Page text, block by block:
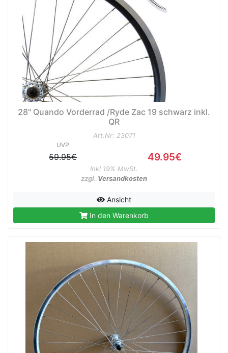
28" Quando Vorderrad /Ryde Zac 19 schwarz inkl.
QR
Art.Nr: 23071
UVP
59.95€ 49.95€
Inkl 19% MwSt.
zzgl. Versandkosten
Ansicht
In den Warenkorb